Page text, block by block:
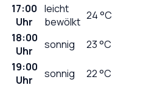
17:00
Uhr
leicht
bewölkt 24°C
18:00
Uhr
sonnig 23°C
19:00
Uhr
sonnig 22°C